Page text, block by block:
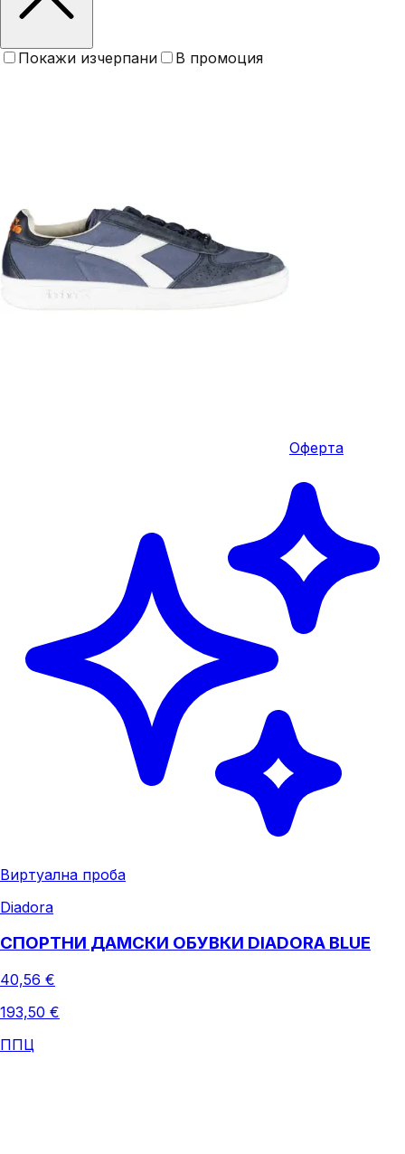
Покажи изчерпани В промоция
Оферта
Виртуална проба
Diadora
СПОРТНИ ДАМСКИ ОБУВКИ DIADORA BLUE
40,56 €
193,50 €
ППЦ